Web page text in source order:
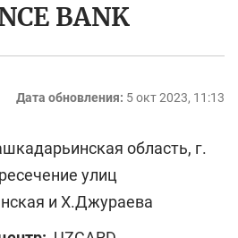
BANK
Дата обновления: 5 окт 2023, 11:13
область, г.
улиц
и Х.Джураева